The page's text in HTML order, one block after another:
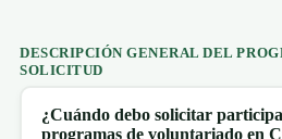
DESCRIPCIÓN GENERAL DEL
SOLICITUD
¿Cuándo debo solicitar
programas de voluntariado en